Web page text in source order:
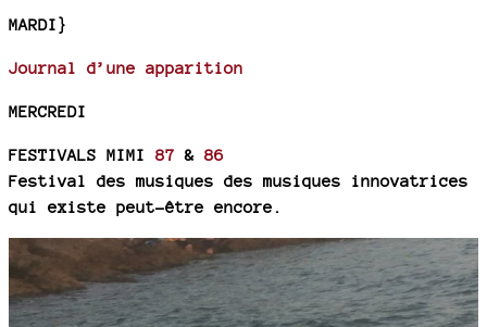
MARDI}
Journal d’une apparition
MERCREDI
FESTIVALS MIMI 87 & 86
Festival des musiques des musiques innovatrices
qui existe peut-être encore.